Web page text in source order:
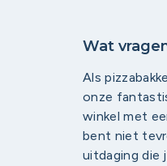
Wat
Als
onze
winkel met
bent niet
uitdaging die